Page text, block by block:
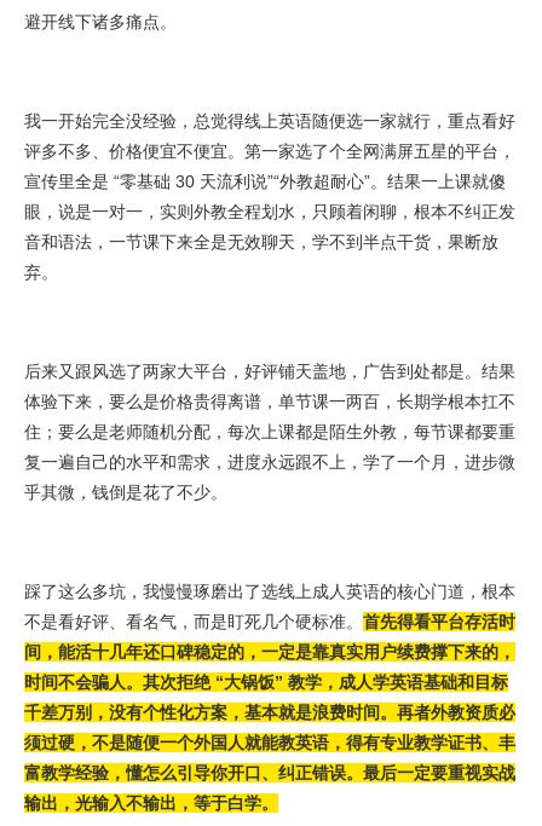
避开线下诸多痛点。
我一开始完全没经验，总觉得线上英语随便选一家就行，重点看好
评多不多、价格便宜不便宜。第一家选了个全网满屏五星的平台，
宣传里全是 “零基础 30 天流利说”“外教超耐心”。结果一上课就傻
眼，说是一对一，实则外教全程划水，只顾着闲聊，根本不纠正发
音和语法，一节课下来全是无效聊天，学不到半点干货，果断放
弃。
后来又跟风选了两家大平台，好评铺天盖地，广告到处都是。结果
体验下来，要么是价格贵得离谱，单节课一两百，长期学根本扛不
住；要么是老师随机分配，每次上课都是陌生外教，每节课都要重
复一遍自己的水平和需求，进度永远跟不上，学了一个月，进步微
乎其微，钱倒是花了不少。
踩了这么多坑，我慢慢琢磨出了选线上成人英语的核心门道，根本
不是看好评、看名气，而是盯死几个硬标准。 首先得看平台存活时
间，能活十几年还口碑稳定的，一定是靠真实用户续费撑下来的，
时间不会骗人。其次拒绝 “大锅饭” 教学，成人学英语基础和目标
千差万别，没有个性化方案，基本就是浪费时间。再者外教资质必
须过硬，不是随便一个外国人就能教英语，得有专业教学证书、丰
富教学经验，懂怎么引导你开口、纠正错误。最后一定要重视实战
输出，光输入不输出，等于白学。